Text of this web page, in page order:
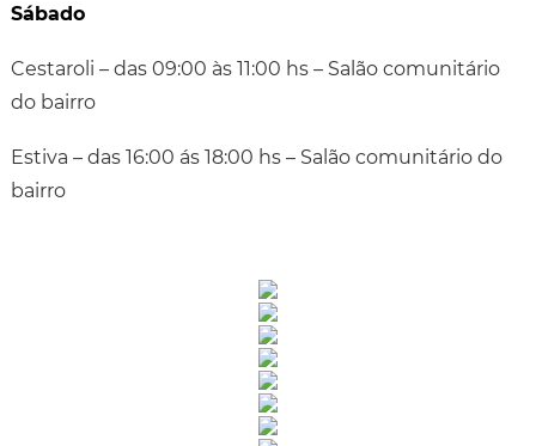
Sábado
Cestaroli – das 09:00 às 11:00 hs – Salão comunitário
do bairro
Estiva – das 16:00 ás 18:00 hs – Salão comunitário do
bairro